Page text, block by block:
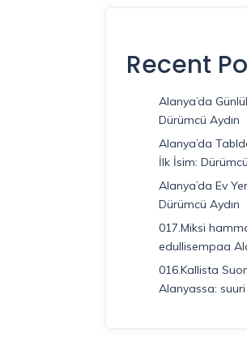
Recent
Alanya’da
Dürümcü Aydın
Alanya’da
İlk İsim:
Alanya’da Ev
Dürümcü Aydın
017.Miksi
edullisempaa
016.Kallista
Alanyassa: